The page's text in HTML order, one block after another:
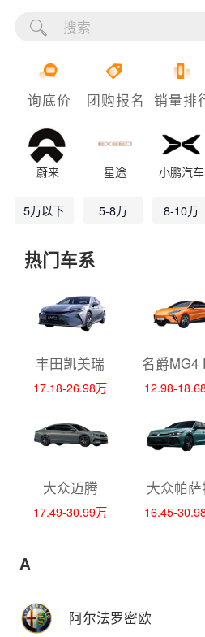
询底价 团购报名 销量排
蔚来 星途 小鹏汽车
5万以下 5-8万 8-10万
热门车系
丰田凯美瑞
17.18-26.98万
名爵MG4
12.98-
大众迈腾
17.49-30.99万
大众帕萨
16.45-
A
阿尔法罗密欧